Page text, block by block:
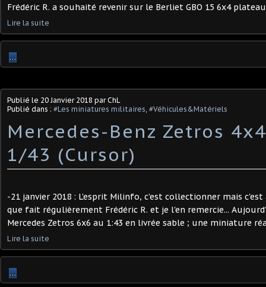
Frédéric R. a souhaité revenir sur le Berliet GBO 15 6x4
Lire la suite
…
Publié le 20 Janvier 2018 par ChL
Publié dans : #Les miniatures militaires, #Véhicules&Matériels
Mercedes-Benz Zetros
1/43 (Cursor)
-21 janvier 2018 : L'esprit Milinfo, c'est collectionner mais c'est
que fait régulièrement Frédéric R. et je l'en remercie...
Mercedes Zetros 6x6 au 1:43 en livrée sable ; une miniature
Lire la suite
…